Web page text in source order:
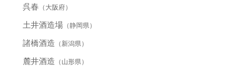
呉春 （大阪府）
土井酒造場（静岡県）
諸橋酒造 （新潟県）
麓井酒造 （山形県）